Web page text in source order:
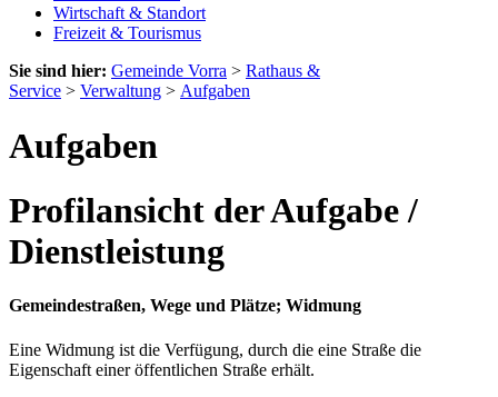
Wirtschaft & Standort
Freizeit & Tourismus
Sie sind hier: Gemeinde Vorra > Rathaus &
Service > Verwaltung > Aufgaben
Aufgaben
Profilansicht der Aufgabe /
Dienstleistung
Gemeindestraßen, Wege und Plätze; Widmung
Eine Widmung ist die Verfügung, durch die eine Straße die
Eigenschaft einer öffentlichen Straße erhält.